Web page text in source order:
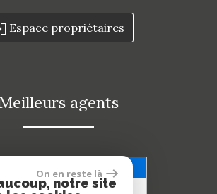
Espace propriétaires
meilleurs agents
53 avis
On en reste là
notre site